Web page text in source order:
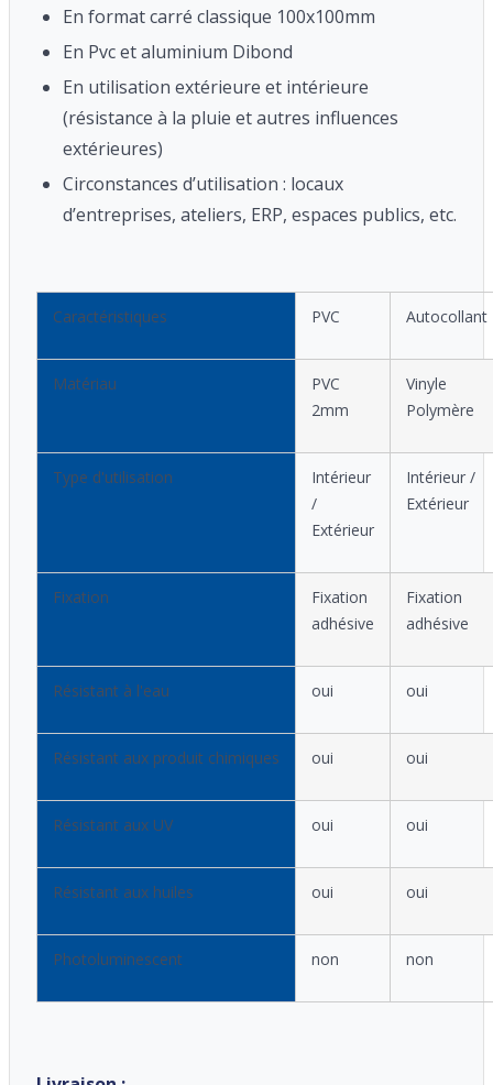
En format carré classique 100x100mm
En Pvc et aluminium Dibond
En utilisation extérieure et intérieure
(résistance à la pluie et autres influences
extérieures)
Circonstances d’utilisation : locaux
d’entreprises, ateliers, ERP, espaces publics, etc.
Caractéristiques PVC Autocollant
Matériau
PVC
2mm
Vinyle
Polymère
Type d'utilisation
Intérieur
/
Extérieur
Intérieur /
Extérieur
Fixation
Fixation
adhésive
Fixation
adhésive
Résistant à l'eau oui oui
Résistant aux produit chimiques oui oui
Résistant aux UV oui oui
Résistant aux huiles oui oui
Photoluminescent non non